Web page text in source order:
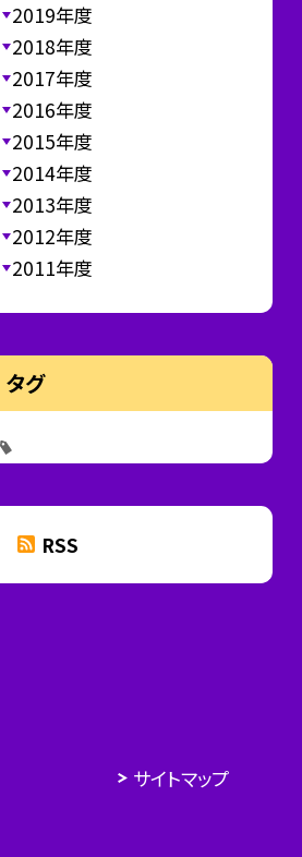
2019年度
2018年度
2017年度
2016年度
2015年度
2014年度
2013年度
2012年度
2011年度
タグ
RSS
サイトマップ